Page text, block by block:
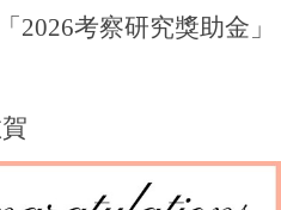
2026考察研究獎助金」